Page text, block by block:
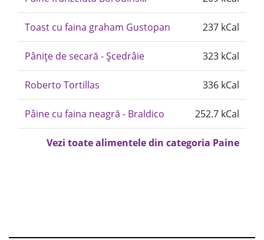
Toast cu faina graham Gustopan 237 kCal
Pânițe de secară - Șcedrâie 323 kCal
Roberto Tortillas 336 kCal
Pâine cu faina neagră - Braldico 252.7 kCal
Vezi toate alimentele din categoria Paine